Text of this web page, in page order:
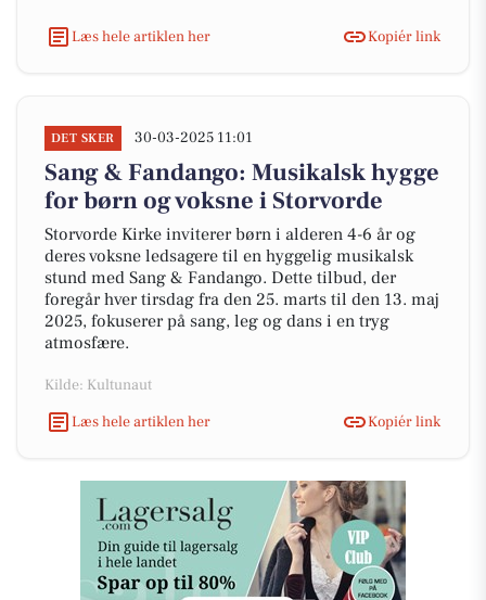
Læs hele artiklen her Kopiér link
DET SKER 30-03-2025 11:01
Sang & Fandango: Musikalsk hygge
for børn og voksne i Storvorde
Storvorde Kirke inviterer børn i alderen 4-6 år og
deres voksne ledsagere til en hyggelig musikalsk
stund med Sang & Fandango. Dette tilbud, der
foregår hver tirsdag fra den 25. marts til den 13. maj
2025, fokuserer på sang, leg og dans i en tryg
atmosfære.
Kilde: Kultunaut
Læs hele artiklen her
Kopiér link